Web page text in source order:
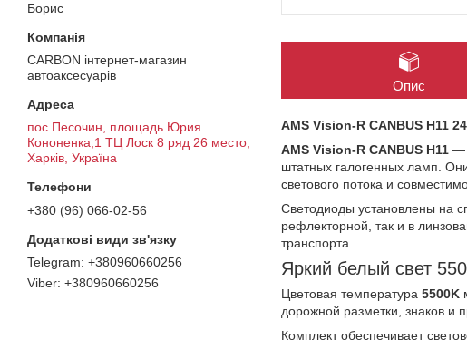
Борис
CARBON інтернет-магазин
автоаксесуарів
пос.Песочин, площадь Юрия
Кононенка,1 ТЦ Лоск 8 ряд 26 место,
Харків, Україна
+380 (96) 066-02-56
+380960660256
+380960660256
Опис
AMS Vision-R CANBUS H11
AMS Vision-R CANBUS H11 —
штатных галогенных ламп.
светового потока и
Светодиоды установлены на
рефлекторной, так и в
транспорта.
Яркий белый свет
Цветовая температура 5500K
дорожной разметки, знаков и
Комплект обеспечивает